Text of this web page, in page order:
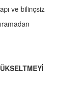
ve bilinçsiz